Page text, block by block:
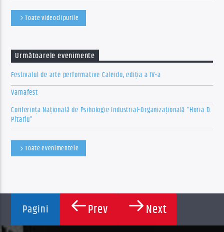
Toate videoclipurile
Următoarele evenimente
Festivalul de arte performative Caleido, ediția a IV-a
Vamafest
Conferința Națională de Psihologie Industrial-Organizațională ”Horia D.
Pitariu”
Toate evenimentele
Pagini Prev Next